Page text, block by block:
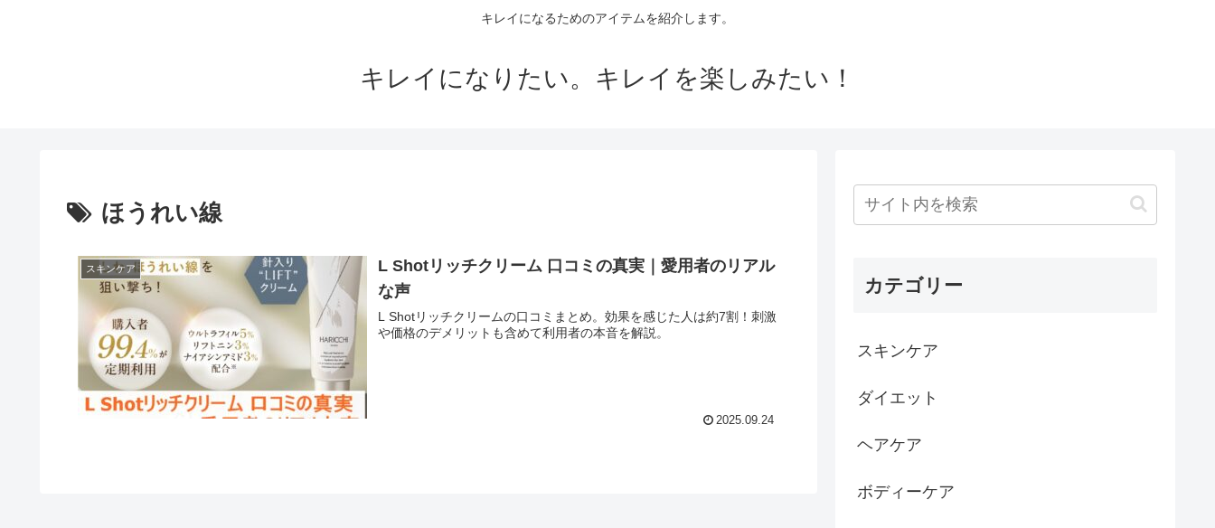
キレイになるためのアイテムを紹介します。
キレイになりたい。キレイを楽しみたい！
ほうれい線
スキンケア
L Shotリッチクリーム 口コミの真実｜愛用者のリアル
な声
L Shotリッチクリームの口コミまとめ。効果を感じた人は約7割！刺激
や価格のデメリットも含めて利用者の本音を解説。
2025.09.24
カテゴリー
スキンケア
ダイエット
ヘアケア
ボディーケア